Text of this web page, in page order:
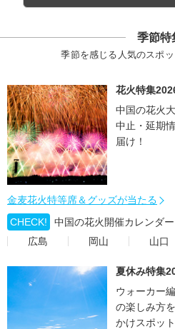
季節特
季節を感じる人気のスポ
花火特集
中国の花火
中止・延期
届け！
金麦花火特等席＆グッズが当たる
CHECK!
中国の花火開催カレンダー
広島
岡山 山口
夏休み特集
ウォーカー
の楽しみ方
かけスポッ